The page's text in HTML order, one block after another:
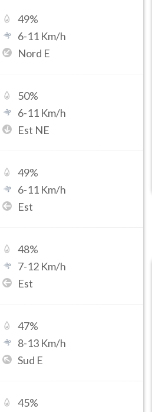
49%
6-11 Km/h
Nord E
50%
6-11 Km/h
Est NE
49%
6-11 Km/h
Est
48%
7-12 Km/h
Est
47%
8-13 Km/h
Sud E
45%